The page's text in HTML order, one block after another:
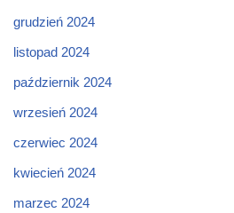
grudzień 2024
listopad 2024
październik 2024
wrzesień 2024
czerwiec 2024
kwiecień 2024
marzec 2024